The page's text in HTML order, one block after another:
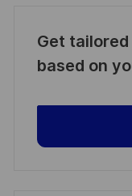
Get
based on